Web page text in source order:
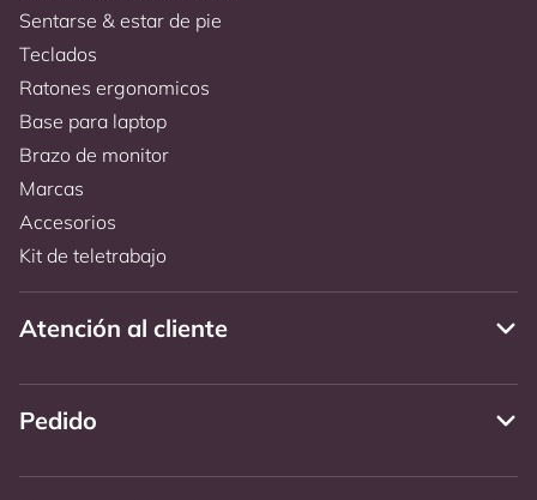
Sentarse & estar de pie
Teclados
Ratones ergonomicos
Base para laptop
Brazo de monitor
Marcas
Accesorios
Kit de teletrabajo
Atención al cliente
Pedido